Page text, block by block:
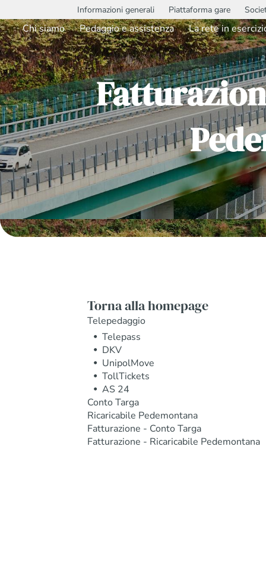
Informazioni generali Piattaforma gare
Chi siamo Pedaggio e assistenza La rete in
Torna alla homepage
Telepedaggio
Telepass
DKV
UnipolMove
TollTickets
AS 24
Conto Targa
Ricaricabile Pedemontana
Fatturazione - Conto Targa
Fatturazione - Ricaricabile Pedemontana